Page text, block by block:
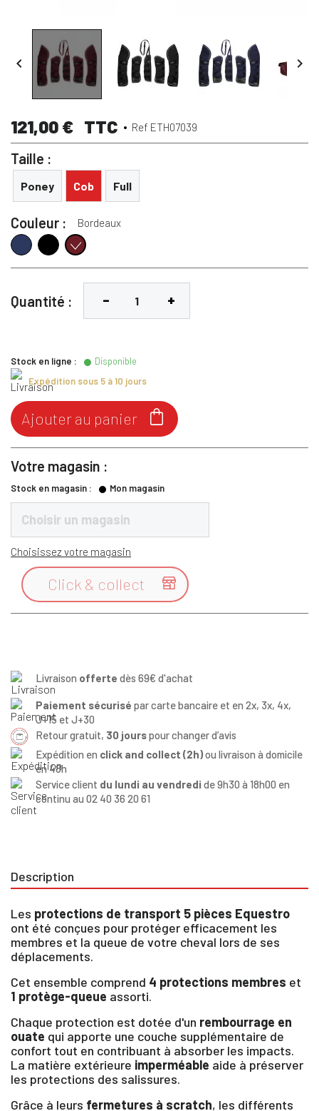
 
121,00 € TTC Ref ETH07039
Taille :
Poney Cob Full
Couleur : Bordeaux
Navy Noir Bordeaux
Quantité :
Stock en ligne :
Disponible
Expédition sous 5 à 10 jours

Ajouter au panier
Votre magasin :
Stock en magasin : Mon magasin
Choisir un magasin
Choisissez votre magasin

Click & collect
Livraison offerte dès 69€ d'achat
Paiement sécurisé par carte bancaire et en 2x, 3x, 4x,
J+15 et J+30
Retour gratuit, 30 jourspour changer d’avis
Expédition en click and collect (2h)ou livraison à domicile
en 48h
Service client du lundi au vendredi de 9h30 à 18h00 en
continu au 02 40 36 20 61
Description
Les protections de transport 5 pièces Equestro
ont été conçues pour protéger efficacement les
membres et la queue de votre cheval lors de ses
déplacements.
Cet ensemble comprend 4 protections membres et
1 protège-queue assorti.
Chaque protection est dotée d'un rembourrage en
ouate qui apporte une couche supplémentaire de
confort tout en contribuant à absorber les impacts.
La matière extérieure imperméable aide à préserver
les protections des salissures.
Grâce à leurs fermetures à scratch, les différents